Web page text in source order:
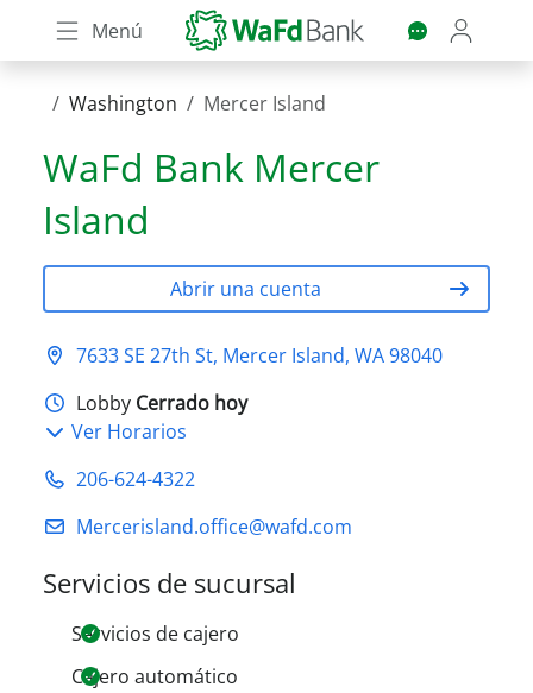
Skip
to
content
Menú
Washington Mercer Island
WaFd Bank Mercer
Island
Abrir una cuenta
7633 SE 27th St, Mercer Island, WA 98040
Lobby Cerrado hoy
Ver Horarios
206-624-4322
Mercerisland.office@wafd.com
Servicios de sucursal
Servicios de cajero
Cajero automático